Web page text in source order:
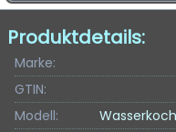
Produktdetails:
Marke:
GTIN:
Modell: